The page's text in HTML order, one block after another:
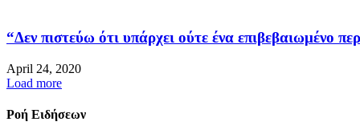
“Δεν πιστεύω ότι υπάρχει ούτε ένα επιβεβαιωμένο
April 24, 2020
Load more
Ροή Ειδήσεων